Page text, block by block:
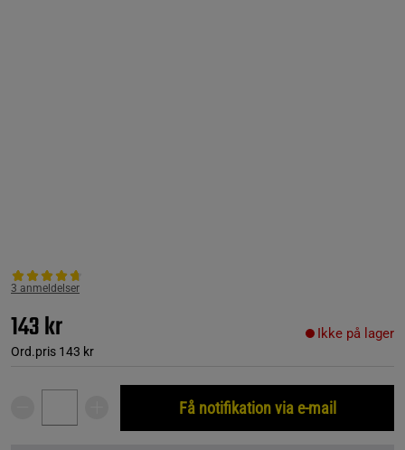
3 anmeldelser
143 kr
Ord.pris 143 kr
Ikke på lager
Få notifikation via e-mail